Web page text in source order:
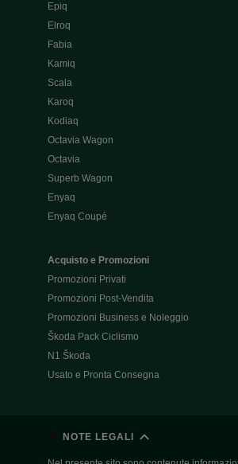
Epiq
Elroq
Fabia
Kamiq
Scala
Karoq
Kodiaq
Octavia Wagon
Octavia
Superb Wagon
Enyaq
Enyaq Coupé
Acquisto e Promozioni
Promozioni Privati
Promozioni Post-Vendita
Promozioni Business e Noleggio
Škoda Pack Ciclismo
N1 Škoda
Usato e Pronta Consegna
NOTE LEGALI